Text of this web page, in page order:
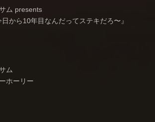
ム presents
日から10年目なんだってステキだろ〜』
ム
ホーリー